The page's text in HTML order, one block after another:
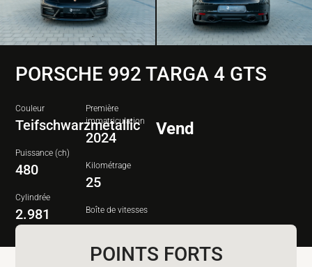
PORSCHE 992 TARGA 4 GTS
Couleur
Teifschwarzmetallic
Puissance (ch)
480
Cylindrée
2.981
Première
immatriculation
2024
Kilométrage
25
Boîte de vitesses
Vend
POINTS FORTS